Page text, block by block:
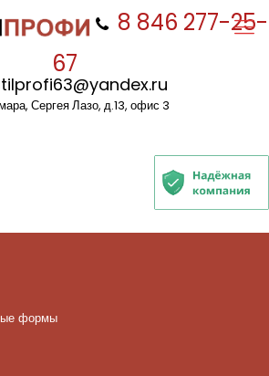
8 846 277-25-
67
Сергея Лазо, д.13, офис 3
формы